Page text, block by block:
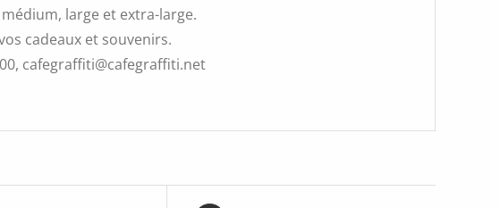
large et extra-large.
cadeaux et souvenirs.
cafegraffiti@cafegraffiti.net